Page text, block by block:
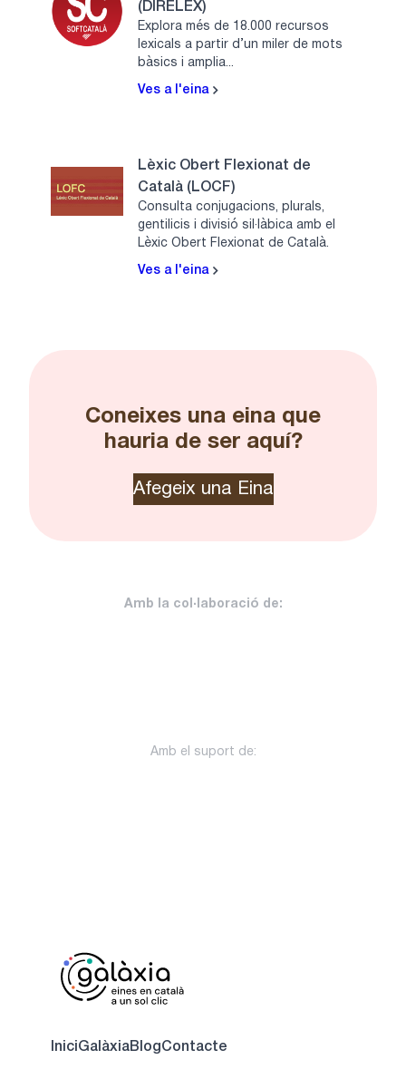
(DIRELEX)
Explora més de 18.000 recursos
lexicals a partir d’un miler de mots
bàsics i amplia...
Ves a l'eina
Lèxic Obert Flexionat de
Català (LOCF)
Consulta conjugacions, plurals,
gentilicis i divisió sil·làbica amb el
Lèxic Obert Flexionat de Català.
Ves a l'eina
Coneixes una eina que
hauria de ser aquí?
Afegeix una Eina
Amb la col·laboració de:
Amb el suport de:
IniciGalàxiaBlogContacte